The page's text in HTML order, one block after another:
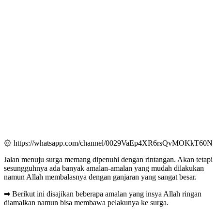
۞ https://whatsapp.com/channel/0029VaEp4XR6rsQvMOKkT60N
Jalan menuju surga memang dipenuhi dengan rintangan. Akan tetapi
sesungguhnya ada banyak amalan-amalan yang mudah dilakukan
namun Allah membalasnya dengan ganjaran yang sangat besar.
➡ Berikut ini disajikan beberapa amalan yang insya Allah ringan
diamalkan namun bisa membawa pelakunya ke surga.